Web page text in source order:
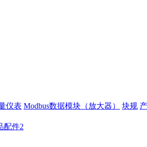
仪表 Modbus数据模块（放大器） 块规
配件2